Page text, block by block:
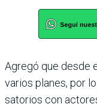
Agregó que desde
varios planes, por
satorios con